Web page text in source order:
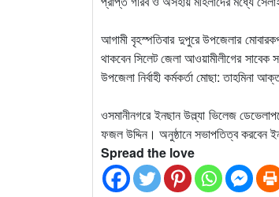
আগামী বৃহস্পতিবার দুপুরে উপজেলার
থাকবেন সিলেট জেলা আওয়ামীলীগের
উপজেলা নির্বাহী কর্মকর্তা মোছা: তাহমিনা
ওসমানীনগরে ইনছান উল্ল্যা ভিলেজ
ফজল উদ্দিন। অনুষ্ঠানে সভাপতিত্ব করবেন
Spread the love